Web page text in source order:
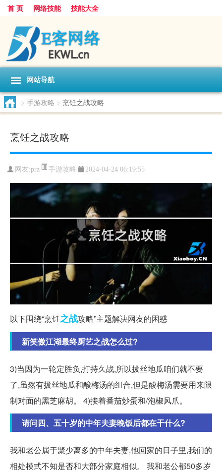
首 页 网络技能 技能大全
网站导航
> 手游攻略 > 烹饪之战攻略
烹饪之战攻略
网友:prz 手游攻略 2024-04-24 06:19:55
以下围绕“烹饪之战攻略”主题解决网友的困惑
新笑傲江湖最终厨艺之战怎么过?
3)当因为一轮定胜负,打持久战,所以拔丝地瓜咱们就不要
了,虽然有拔丝地瓜和酸梅汤的组合,但是酸梅汤需要用来限
制对面的黑芝麻胡。 4)接着番茄炒蛋和/泡椒风爪。
请问四、五十岁的中年夫妻晚饭后都在干什么?
我和老公属于聚少离多的中年夫妻,他回家的日子里,我们的
相处模式不知是否和大部分家庭相似。 我和老公都50多岁